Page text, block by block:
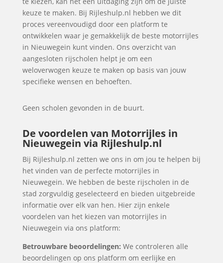
keuze te maken. Bij Rijleshulp.nl hebben we dit
proces vereenvoudigd door een platform te
ontwikkelen waar je gemakkelijk de beste motorrijles
in Nieuwegein kunt vinden. Ons overzicht van
aangesloten rijscholen helpt je om een
weloverwogen keuze te maken op basis van jouw
specifieke wensen en behoeften.
Geen scholen gevonden in de buurt.
De voordelen van Motorrijles in
Nieuwegein via Rijleshulp.nl
Bij Rijleshulp.nl zetten we ons in om jou te helpen bij
het vinden van de perfecte motorrijles in
Nieuwegein. We hebben de beste rijscholen in de
stad zorgvuldig geselecteerd en bieden uitgebreide
informatie over elk van hen. Hier zijn enkele
voordelen van het kiezen van motorrijles in
Nieuwegein via ons platform:
Betrouwbare beoordelingen: We controleren alle
beoordelingen op ons platform om eerlijke en